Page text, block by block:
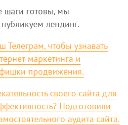
шаги готовы, мы
лендинг.
Телеграм, чтобы узнавать
маркетинга и
продвижения.
своего сайта для
Подготовили
аудита сайта.